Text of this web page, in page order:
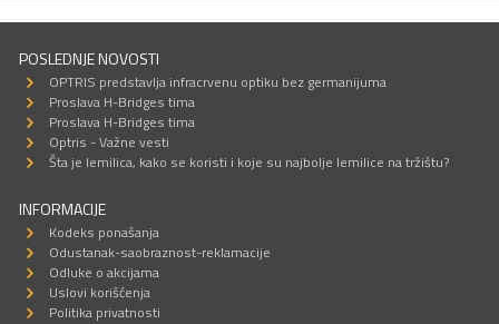
POSLEDNJE NOVOSTI
OPTRIS predstavlja infracrvenu optiku bez germanijuma
Proslava H-Bridges tima
Proslava H-Bridges tima
Optris - Važne vesti
Šta je lemilica, kako se koristi i koje su najbolje lemilice na tržištu?
INFORMACIJE
Kodeks ponašanja
Odustanak-saobraznost-reklamacije
Odluke o akcijama
Uslovi korišćenja
Politika privatnosti